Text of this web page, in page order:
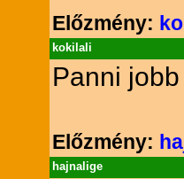
Előzmény:
kokilali
Panni
Előzmény:
hajnalige